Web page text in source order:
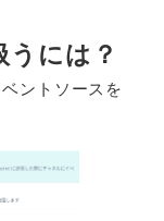
には？
ントソースを